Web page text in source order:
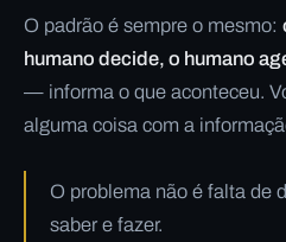
O padrão é sempre o mesmo:
humano decide, o humano
— informa o que aconteceu.
alguma coisa com a
O problema não é falta de
saber e fazer.